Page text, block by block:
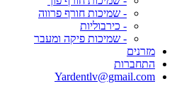
- שמיכות חורף פרווה
- כירבוליות
- שמיכות פיקה ומעבר
מזרנים
התחברות
Yardentlv@gmail.com